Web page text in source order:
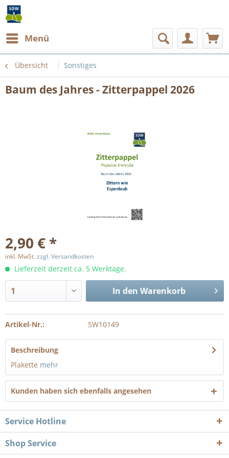
Menü
Übersicht Sonstiges
Baum des Jahres - Zitterpappel 2026
2,90 € *
inkl. MwSt.zzgl. Versandkosten
Lieferzeit derzeit ca. 5 Werktage.
In den Warenkorb
Artikel-Nr.: SW10149
Beschreibung
Plakette mehr
Kunden haben sich ebenfalls angesehen
Service Hotline
Shop Service